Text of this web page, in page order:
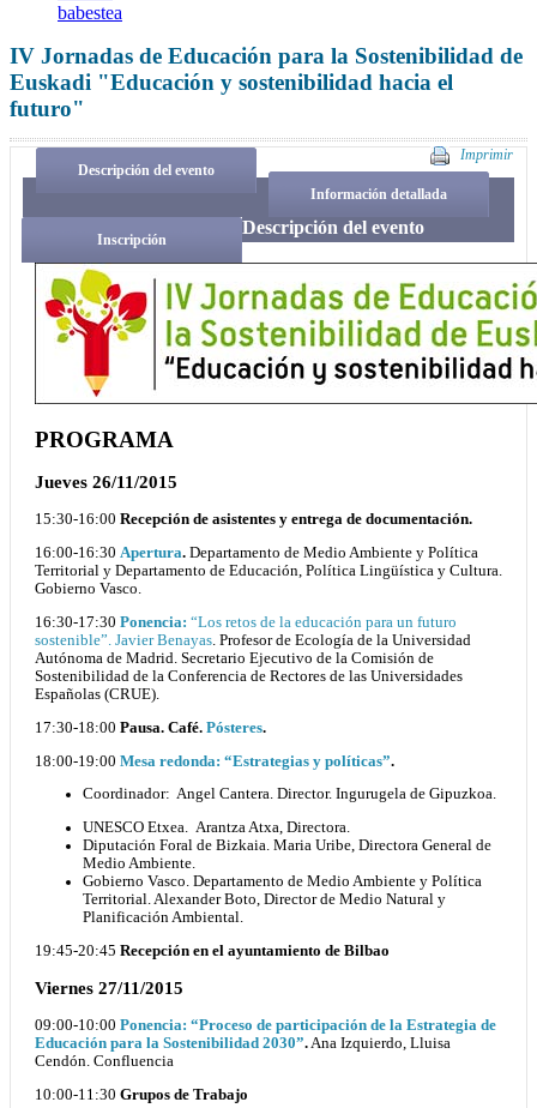
babestea
IV Jornadas de Educación para la Sostenibilidad de
Euskadi "Educación y sostenibilidad hacia el
futuro"
Imprimir
Descripción del evento
Información detallada
Inscripción
Descripción del evento
PROGRAMA
Jueves 26/11/2015
15:30-16:00 Recepción de asistentes y entrega de documentación.
16:00-16:30 Apertura. Departamento de Medio Ambiente y Política
Territorial y Departamento de Educación, Política Lingüística y Cultura.
Gobierno Vasco.
16:30-17:30 Ponencia: “Los retos de la educación para un futuro
sostenible”. Javier Benayas. Profesor de Ecología de la Universidad
Autónoma de Madrid. Secretario Ejecutivo de la Comisión de
Sostenibilidad de la Conferencia de Rectores de las Universidades
Españolas (CRUE).
17:30-18:00 Pausa. Café. Pósteres.
18:00-19:00 Mesa redonda: “Estrategias y políticas”.
Coordinador: Angel Cantera. Director. Ingurugela de Gipuzkoa.
UNESCO Etxea. Arantza Atxa, Directora.
Diputación Foral de Bizkaia. Maria Uribe, Directora General de
Medio Ambiente.
Gobierno Vasco. Departamento de Medio Ambiente y Política
Territorial. Alexander Boto, Director de Medio Natural y
Planificación Ambiental.
19:45-20:45 Recepción en el ayuntamiento de Bilbao
Viernes 27/11/2015
09:00-10:00 Ponencia: “Proceso de participación de la Estrategia de
Educación para la Sostenibilidad 2030”.Ana Izquierdo, Lluisa
Cendón. Confluencia
10:00-11:30 Grupos de Trabajo